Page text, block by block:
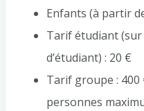
Enfants (à partir
Tarif étudiant
d’étudiant) : 20 €
Tarif groupe :
personnes